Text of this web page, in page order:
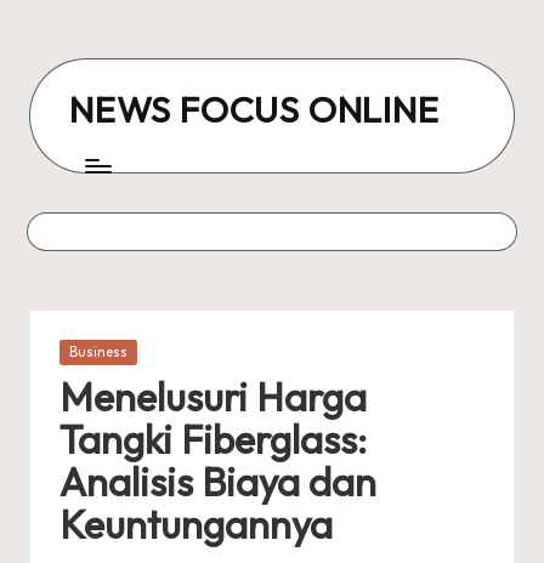
content
NEWS FOCUS ONLINE
Posted
Business
Menelusuri Harga
Tangki Fiberglass:
Analisis Biaya dan
Keuntungannya